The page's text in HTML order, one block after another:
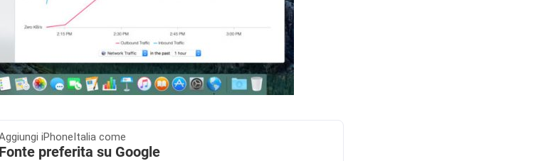
iPhoneItalia come
Fonte preferita su Google